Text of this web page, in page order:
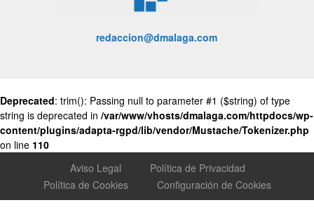
redaccion@dmalaga.com
Deprecated: trim(): Passing null to parameter #1 ($string) of type
string is deprecated in /var/www/vhosts/dmalaga.com/httpdocs/wp-
content/plugins/adapta-rgpd/lib/vendor/Mustache/Tokenizer.php
on line 110
Aviso Legal
Política de Privacidad
Política de Cookies
Configuración de Cookies